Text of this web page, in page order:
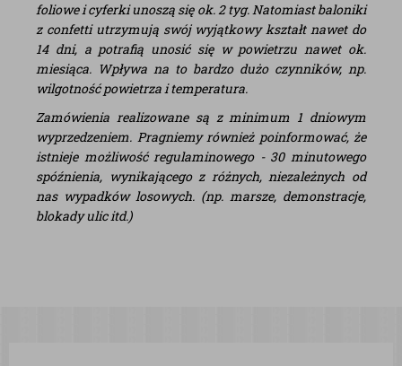
foliowe i cyferki unoszą się ok. 2 tyg. Natomiast baloniki
z confetti utrzymują swój wyjątkowy kształt nawet do
14 dni, a potrafią unosić się w powietrzu nawet ok.
miesiąca. Wpływa na to bardzo dużo czynników, np.
wilgotność powietrza i temperatura.
Zamówienia realizowane są z minimum 1 dniowym
wyprzedzeniem. Pragniemy również poinformować, że
istnieje możliwość regulaminowego - 30 minutowego
spóźnienia, wynikającego z różnych, niezależnych od
nas wypadków losowych. (np. marsze, demonstracje,
blokady ulic itd.)